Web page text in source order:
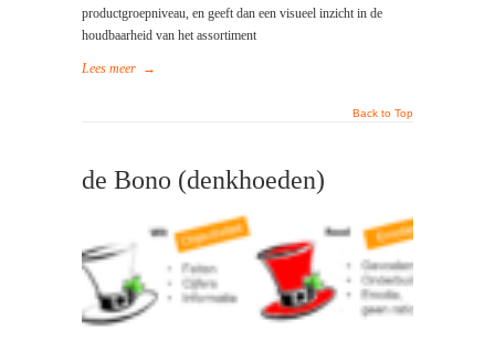
productgroepniveau, en geeft dan een visueel inzicht in de
houdbaarheid van het assortiment
Lees meer →
Back to Top
de Bono (denkhoeden)